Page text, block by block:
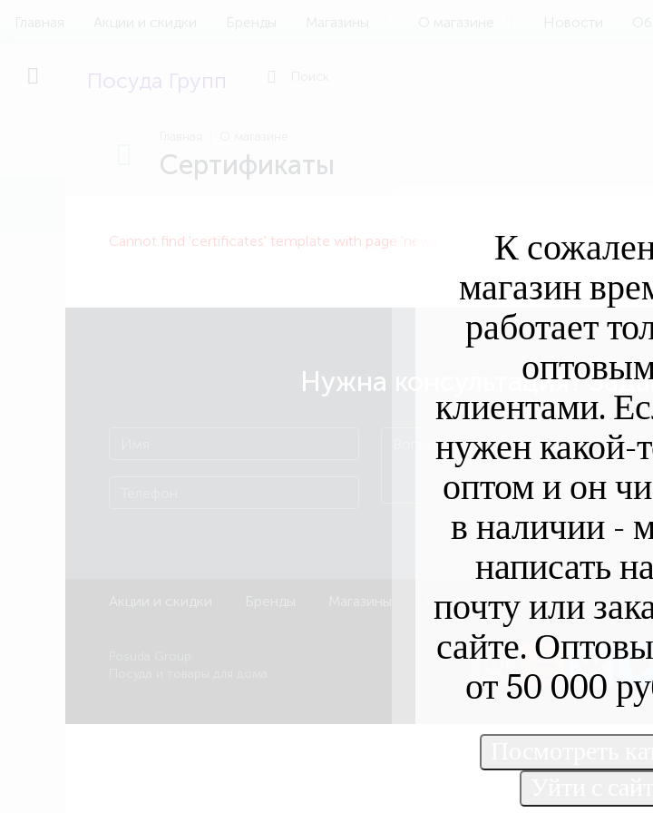
Главная Акции и скидки Бренды Магазины О магазине Новости
Посуда Групп
Сертификаты
Cannot find 'certificates' template with page 'news'
Нужна консультация?
Акции и скидки Бренды Магазины Услуги О магазине
К
магазин
работает
клиентами.
нужен какой-
оптом и он
в наличии -
написать
почту или
сайте.
от 50 000